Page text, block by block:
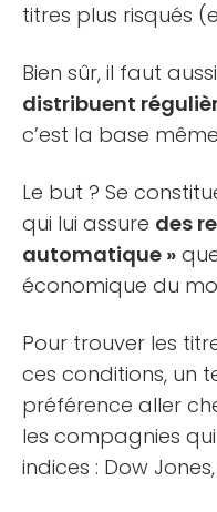
titres plus risqués
Bien sûr, il faut
distribuent
c’est la base
Le but ? Se
qui lui assure des
automatique »
économique du
Pour trouver les
ces conditions, un
préférence aller
les compagnies
indices : Dow